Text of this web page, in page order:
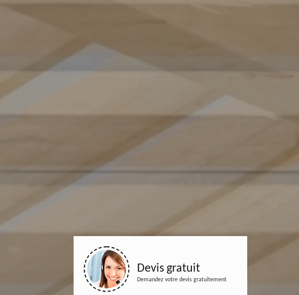
Devis gratuit
Demandez votre devis gratuitement